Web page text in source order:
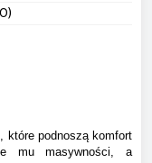
Cena nie zawiera
które podnoszą komfort
mu masywności, a